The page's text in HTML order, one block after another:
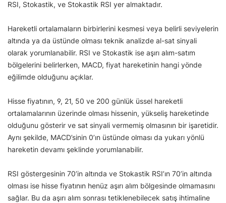
RSI, Stokastik, ve Stokastik RSI yer almaktadır.
Hareketli ortalamaların birbirlerini kesmesi veya belirli seviyelerin
altında ya da üstünde olması teknik analizde al-sat sinyali
olarak yorumlanabilir. RSI ve Stokastik ise aşırı alım-satım
bölgelerini belirlerken, MACD, fiyat hareketinin hangi yönde
eğilimde olduğunu açıklar.
Hisse fiyatının, 9, 21, 50 ve 200 günlük üssel hareketli
ortalamalarının üzerinde olması hissenin, yükseliş hareketinde
olduğunu gösterir ve sat sinyali vermemiş olmasının bir işaretidir.
Aynı şekilde, MACD’sinin 0’ın üstünde olması da yukarı yönlü
hareketin devamı şeklinde yorumlanabilir.
RSI göstergesinin 70’in altında ve Stokastik RSI’ın 70’in altında
olması ise hisse fiyatının henüz aşırı alım bölgesinde olmamasını
sağlar. Bu da aşırı alım sonrası tetiklenebilecek satış ihtimaline